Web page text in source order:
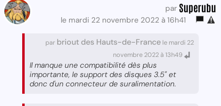
par Superubu
le mardi 22 novembre 2022 à 16h41
par briout des Hauts-de-France le mardi 22
novembre 2022 à 13h49
Il manque une compatibilité dès plus
importante, le support des disques 3.5" et
donc d'un connecteur de suralimentation.